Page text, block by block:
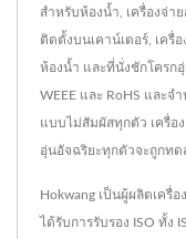
สำหรับห้องน้ำ, เครื่องจ่า
ติดตั้งบนเคาน์เตอร์, เครื่
ห้องน้ำ และที่นั่งชักโครก
WEEE และ RoHS และจ
แบบไม่สัมผัสทุกตัว เครื่อ
อุ่นอัจฉริยะทุกตัวจะถูกท
Hokwang เป็นผู้ผลิตเครื่
ได้รับการรับรอง ISO ทั้ง